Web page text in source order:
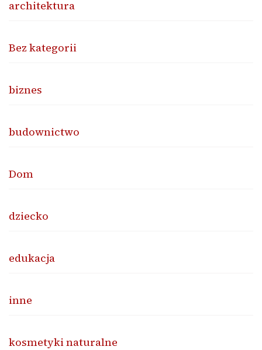
architektura
Bez kategorii
biznes
budownictwo
Dom
dziecko
edukacja
inne
kosmetyki naturalne